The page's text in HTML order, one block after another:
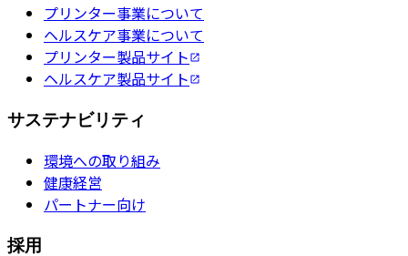
プリンター事業について
ヘルスケア事業について
プリンター製品サイト
ヘルスケア製品サイト
サステナビリティ
環境への取り組み
健康経営
パートナー向け
採用